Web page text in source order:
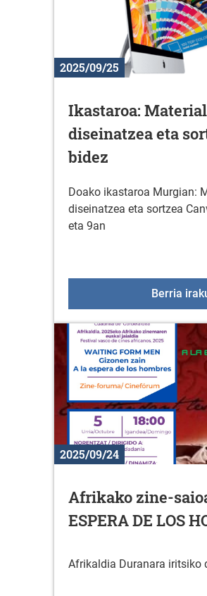
2025/09/25
Ikastaroa:
diseinatzea eta
bidez
Doako ikastaroa Murgian:
diseinatzea eta sortzea
eta 9an
Berria
2025/09/24
Afrikako zine-
ESPERA DE LOS
Afrikaldia Duranara iritsiko